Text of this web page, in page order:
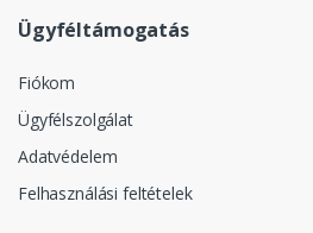
Ügyféltámogatás
Fiókom
Ügyfélszolgálat
Adatvédelem
Felhasználási feltételek